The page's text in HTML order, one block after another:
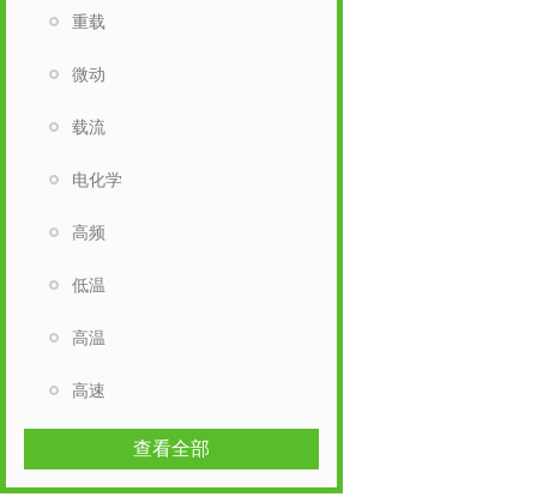
重载
微动
载流
电化学
高频
低温
高温
高速
查看全部